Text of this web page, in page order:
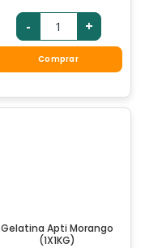
- +
Comprar
Gelatina Apti Morango
(1X1KG)